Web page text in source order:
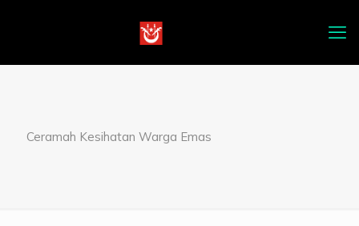
Ceramah Kesihatan Warga Emas